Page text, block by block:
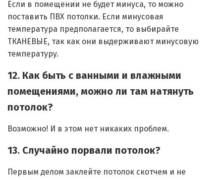
Если в помещении не будет минуса, то можно
поставить ПВХ потолки. Если минусовая
температура предполагается, то выбирайте
ТКАНЕВЫЕ, так как они выдерживают минусовую
температуру.
12. Как быть с ванными и влажными
помещениями, можно ли там натянуть
потолок?
Возможно! И в этом нет никаких проблем.
13. Случайно порвали потолок?
Первым делом заклейте потолок скотчем и не